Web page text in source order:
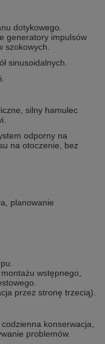
dotykowego.
generatory impulsów
szokowych.
sinusoidalnych.
silny hamulec
odporny na
na otoczenie, bez
planowanie
wstępnego,
przez stronę trzecią).
konserwacja,
problemów.